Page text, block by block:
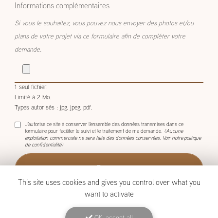
Informations complémentaires
Si vous le souhaitez, vous pouvez nous envoyer des photos et/ou
plans de votre projet via ce formulaire afin de compléter votre
demande.
1 seul fichier.
Limité à 2 Mo.
Types autorisés : jpg, jpeg, pdf.
J'autorise ce site à conserver l'ensemble des données transmises dans ce
formulaire pour faciliter le suivi et le traitement de ma demande. (Aucune
exploitation commerciale ne sera faite des données conservées. Voir notrepolitique
de confidentialité)
This site uses cookies and gives you control over what you
want to activate